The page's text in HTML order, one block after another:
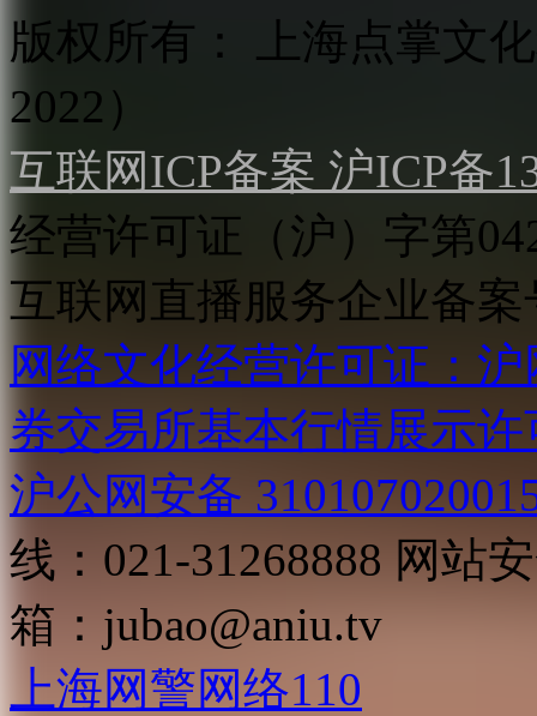
版权所有：
上海点掌文
2022）
互联网ICP备案 沪ICP备
经营许可证（沪）字第
互联网直播服务企业备案
网络文化经营许可证：
券交易所基本行情展示许
沪公网安备
线：021-31268888 网站
箱： jubao@aniu.tv
上海网警网络110